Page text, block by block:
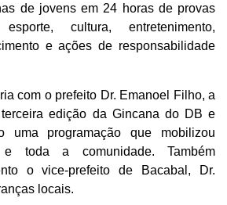
de jovens em 24 horas de provas
cultura, entretenimento,
e ações de responsabilidade
com o prefeito Dr. Emanoel Filho, a
edição da Gincana do DB e
uma programação que mobilizou
e toda a comunidade. Também
o vice-prefeito de Bacabal, Dr.
locais.